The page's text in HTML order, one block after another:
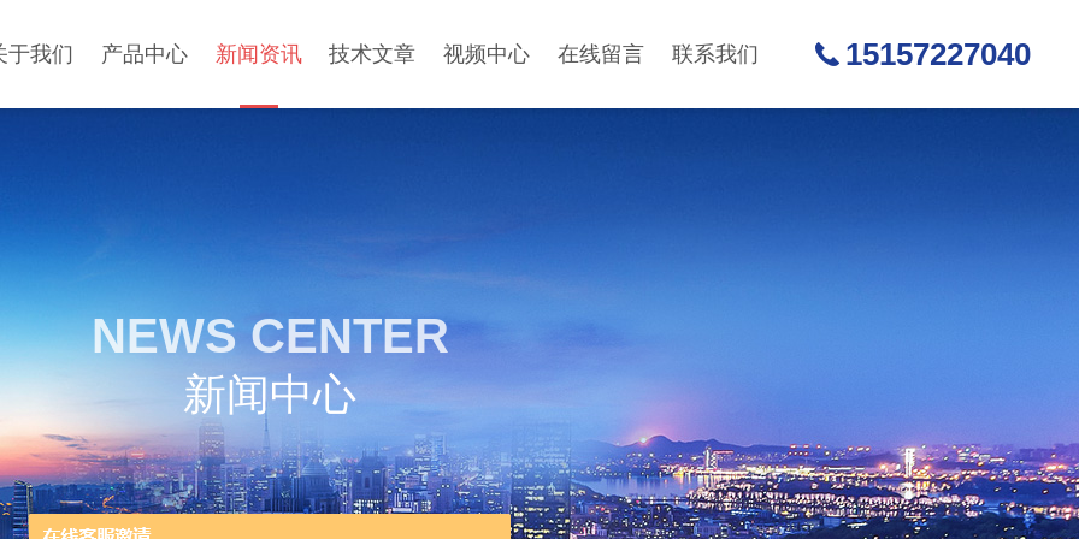
于我们 产品中心 新闻资讯 技术文章 视频中心 在线留言 联系我们 15157227040
NEWS CENTER
新闻中心